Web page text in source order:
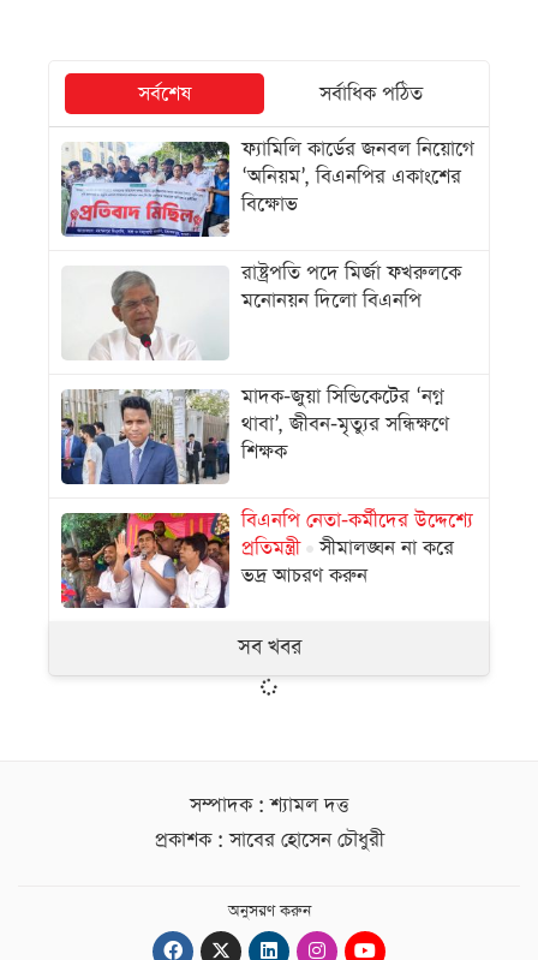
সর্বশেষ
সর্বাধিক পঠিত
ফ্যামিলি কার্ডের জনবল নিয়োগে
‘অনিয়ম’, বিএনপির একাংশের
বিক্ষোভ
রাষ্ট্রপতি পদে মির্জা ফখরুলকে
মনোনয়ন দিলো বিএনপি
মাদক-জুয়া সিন্ডিকেটের ‘নগ্ন
থাবা’, জীবন-মৃত্যুর সন্ধিক্ষণে
শিক্ষক
বিএনপি নেতা-কর্মীদের উদ্দেশ্যে
প্রতিমন্ত্রী
সীমালঙ্ঘন না করে
ভদ্র আচরণ করুন
সব খবর
সম্পাদক : শ্যামল দত্ত
প্রকাশক : সাবের হোসেন চৌধুরী
অনুসরণ করুন